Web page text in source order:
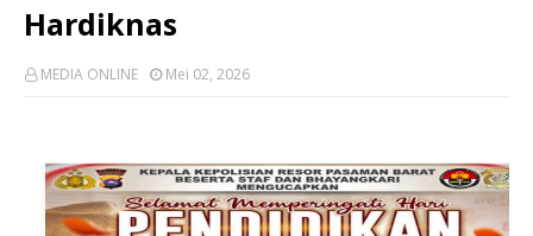
Hardiknas
MEDIA ONLINE Mei 02, 2026